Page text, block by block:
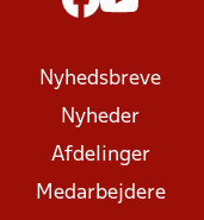
Nyhedsbreve
Nyheder
Afdelinger
Medarbejdere